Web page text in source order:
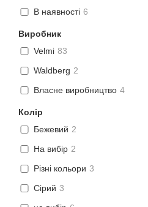
В наявності 6
Виробник
Velmi 83
Waldberg 2
Власне виробництво 4
Колір
Бежевий 2
На вибір 2
Різні кольори 3
Сірий 3